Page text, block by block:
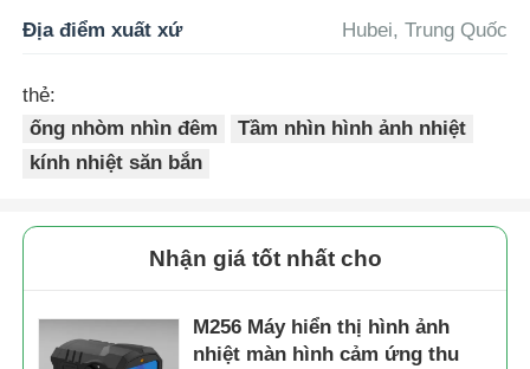
Các vụ án
máy bay không người lái công nghiệp
Drone phun nông nghiệp
Địa điểm xuất xứ Hubei, Trung Quốc
thẻ:
ống nhòm nhìn đêm
Tầm nhìn hình ảnh nhiệt
kính nhiệt săn bắn
Nhận giá tốt nhất cho
M256 Máy hiển thị hình ảnh
nhiệt màn hình cảm ứng thu